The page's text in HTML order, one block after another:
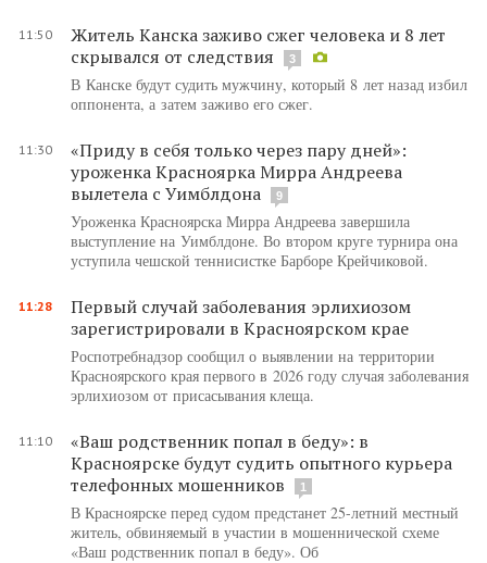
11:50
Житель Канска заживо сжег человека и 8 лет
скрывался от следствия
3
В Канске будут судить мужчину, который 8 лет назад избил
оппонента, а затем заживо его сжег.
11:30
«Приду в себя только через пару дней»:
уроженка Красноярка Мирра Андреева
вылетела с Уимблдона
9
Уроженка Красноярска Мирра Андреева завершила
выступление на Уимблдоне. Во втором круге турнира она
уступила чешской теннисистке Барборе Крейчиковой.
11:28
Первый случай заболевания эрлихиозом
зарегистрировали в Красноярском крае
Роспотребнадзор сообщил о выявлении на территории
Красноярского края первого в 2026 году случая заболевания
эрлихиозом от присасывания клеща.
11:10
«Ваш родственник попал в беду»: в
Красноярске будут судить опытного курьера
телефонных мошенников
1
В Красноярске перед судом предстанет 25-летний местный
житель, обвиняемый в участии в мошеннической схеме
«Ваш родственник попал в беду». Об